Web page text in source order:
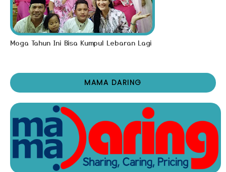
Moga Tahun Ini Bisa Kumpul Lebaran Lagi
MAMA DARING